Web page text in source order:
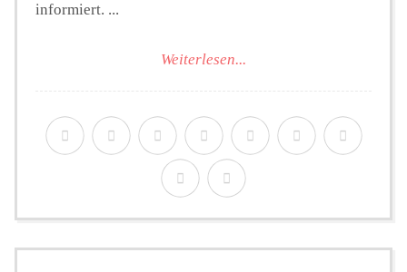
informiert. ...
Weiterlesen...